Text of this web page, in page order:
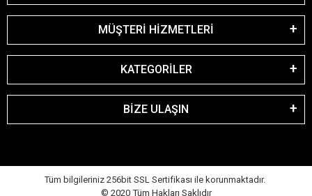
MÜŞTERİ HİZMETLERİ
KATEGORİLER
BİZE ULAŞIN
Tüm bilgileriniz 256bit SSL Sertifikası ile korunmaktadır.
© 2020 Tüm Hakları Saklıdır